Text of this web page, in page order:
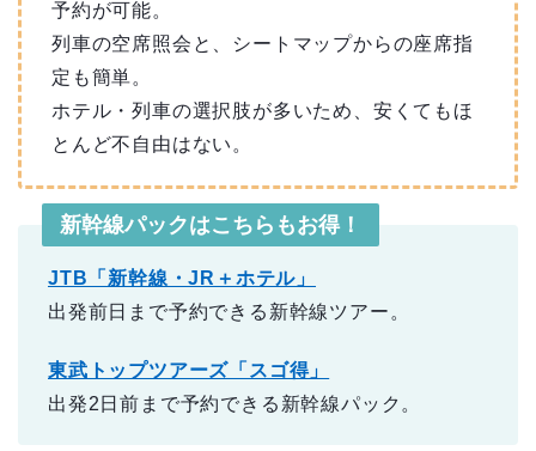
予約が可能。
列車の空席照会と、シートマップからの座席指
定も簡単。
ホテル・列車の選択肢が多いため、安くてもほ
とんど不自由はない。
新幹線パックはこちらもお得！
JTB「新幹線・JR＋ホテル」
出発前日まで予約できる新幹線ツアー。
東武トップツアーズ「スゴ得」
出発2日前まで予約できる新幹線パック。